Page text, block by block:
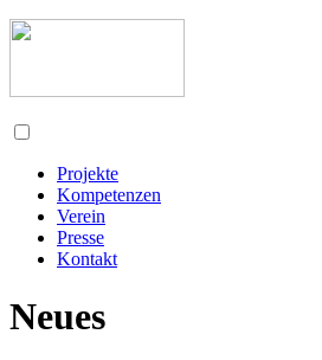
Projekte
Kompetenzen
Verein
Presse
Kontakt
Neues